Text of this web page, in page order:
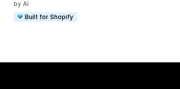
by AI
Built for Shopify